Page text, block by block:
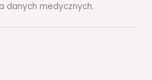
danych medycznych.